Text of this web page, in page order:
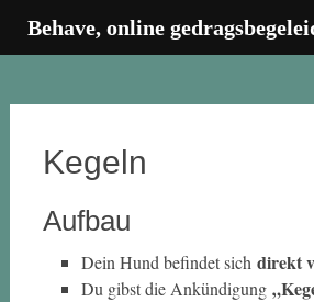
Kegeln
Aufbau
Dein Hund befindet sich direkt
Du gibst die Ankündigung
Behave, online